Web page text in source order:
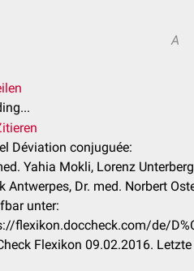
A
Déviation conjuguée:
Yahia Mokli, Lorenz
Antwerpes, Dr. med. Norbert
unter:
flexikon.doccheck.com/de/
Flexikon 09.02.2016.